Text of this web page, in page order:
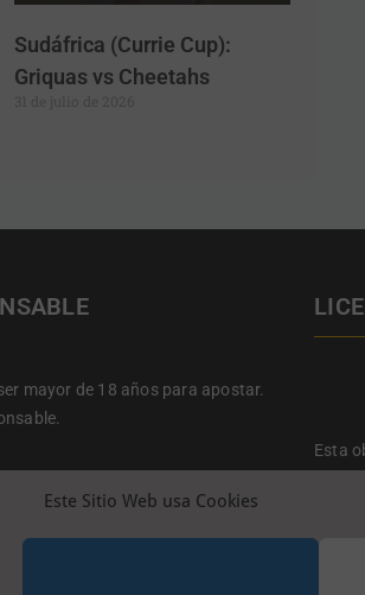
Este Sitio Web usa Cookies
Sudáfrica (Currie Cup):
Griquas vs Cheetahs
mayor de 18 años para apostar.
Esta